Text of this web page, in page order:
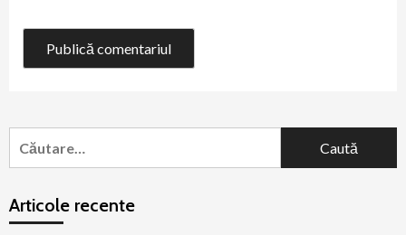
după:
Articole recente